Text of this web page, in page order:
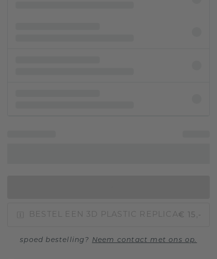
BESTEL EEN 3D PLASTIC REPLICA€ 15,-
spoed bestelling? Neem contact met ons op.